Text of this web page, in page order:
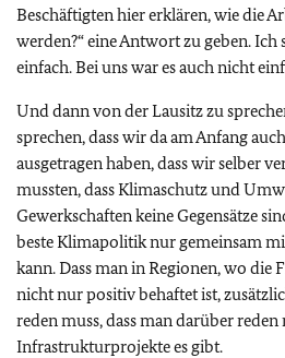
Beschäftigten hier erklären, wie die
werden?“ eine Antwort zu geben. Ich
einfach. Bei uns war es auch nicht
Und dann von der Lausitz zu
sprechen, dass wir da am Anfang
ausgetragen haben, dass wir selber
mussten, dass Klimaschutz und
Gewerkschaften keine Gegensätze
beste Klimapolitik nur gemeinsam
kann. Dass man in Regionen, wo die
nicht nur positiv behaftet ist,
reden muss, dass man darüber
Infrastrukturprojekte es gibt.